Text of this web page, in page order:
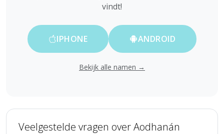
vindt!
IPHONE ANDROID
Bekijk alle namen →
Veelgestelde vragen over Aodhanán